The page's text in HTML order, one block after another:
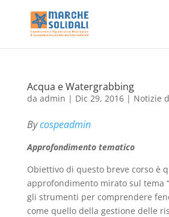
Acqua e Watergrabbing
da admin | Dic 29, 2016| Notizie
Bycospeadmin
Approfondimento tematico
Obiettivo di questo breve corso è
approfondimento mirato sul tema
gli strumenti per comprendere
come quello della gestione delle